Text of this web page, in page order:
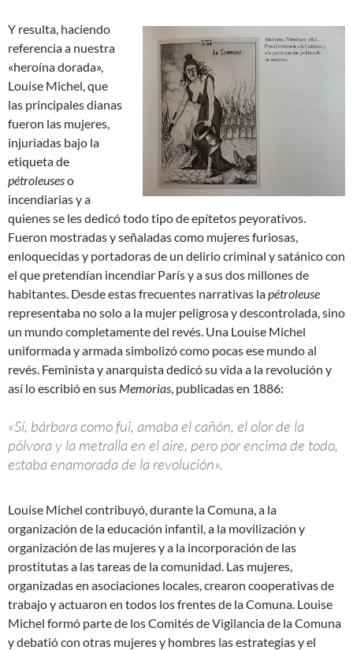
Y resulta, haciendo
referencia a nuestra
«heroína dorada»,
Louise Michel, que
las principales dianas
fueron las mujeres,
injuriadas bajo la
etiqueta de
pétroleuseso
incendiarias y a
quienes se les dedicó todo tipo de epítetos peyorativos.
Fueron mostradas y señaladas como mujeres furiosas,
enloquecidas y portadoras de un delirio criminal y satánico con
el que pretendían incendiar París y a sus dos millones de
habitantes. Desde estas frecuentes narrativas lapétroleuse
representaba no solo a la mujer peligrosa y descontrolada, sino
un mundo completamente del revés. Una Louise Michel
uniformada y armada simbolizó como pocas ese mundo al
revés. Feminista y anarquista dedicó su vida a la revolución y
así lo escribió en sus Memorias, publicadas en 1886:
«Sí, bárbara como fui, amaba el cañón, el olor de la
pólvora y la metralla en el aire, pero por encima de todo,
estaba enamorada de la revolución».
Louise Michel contribuyó, durante la Comuna, a la
organización de la educación infantil, a la movilización y
organización de las mujeres y a la incorporación de las
prostitutas a las tareas de la comunidad. Las mujeres,
organizadas en asociaciones locales, crearon cooperativas de
trabajo y actuaron en todos los frentes de la Comuna. Louise
Michel formó parte de los Comités de Vigilancia de la Comuna
y debatió con otras mujeres y hombres las estrategias y el